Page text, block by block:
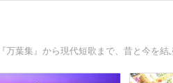
万葉集』から現代短歌まで、昔と今を結